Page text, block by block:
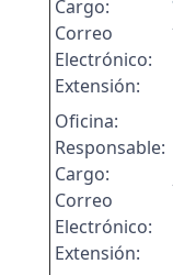
Cargo:
Correo
Electrónico:
Extensión:
Oficina:
Responsable:
Cargo:
Correo
Electrónico:
Extensión: